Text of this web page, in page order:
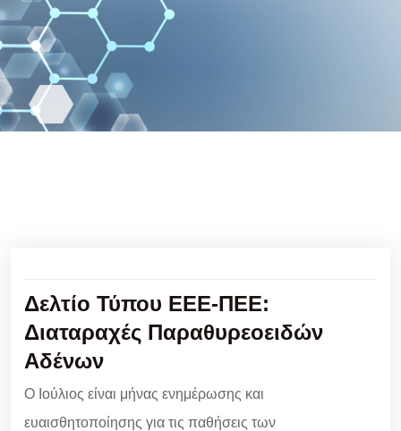
Δελτίο Τύπου ΕΕΕ-ΠΕΕ:
Διαταραχές Παραθυρεοειδών
Αδένων
Ο Ιούλιος είναι μήνας ενημέρωσης και
ευαισθητοποίησης για τις παθήσεις των